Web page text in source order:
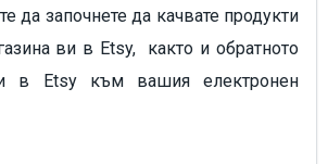
да започнете да качвате продукти
ви в Etsy, както и обратното
в Etsy към вашия електронен